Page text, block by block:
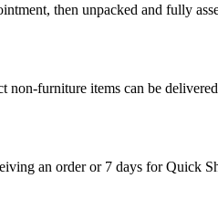
then unpacked and fully
furniture items can be
an order or 7 days for Quick